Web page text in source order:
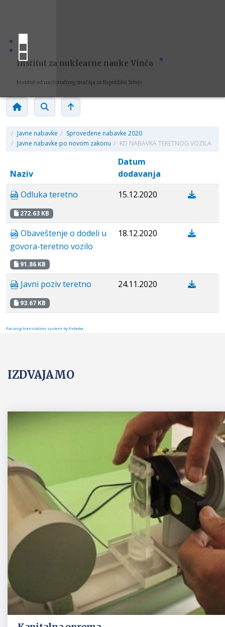
Institut za nuklearne nauke Vinča
Institut od nacionalnog značaja za Republiku Srbiju
/ Javne nabavke / Sprovedene nabavke 2020
/ Javne nabavke po novom zakonu / KD NABAVKA TERETNOG VOZILA
Naziv
Datum
dodavanja
Odluka teretno
272.63 KB
15.12.2020
Obaveštenje o dodeli u
govora-teretno vozilo
91.86 KB
18.12.2020
Javni poziv teretno
93.67 KB
24.11.2020
FaLang translation system by Faboba
IZDVAJAMO